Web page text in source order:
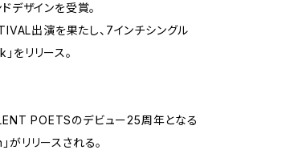
デザインを受賞。
出演を果たし、7インチシングル
をリリース。
POETSのデビュー25周年となる
がリリースされる。